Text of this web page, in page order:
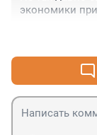
экономики